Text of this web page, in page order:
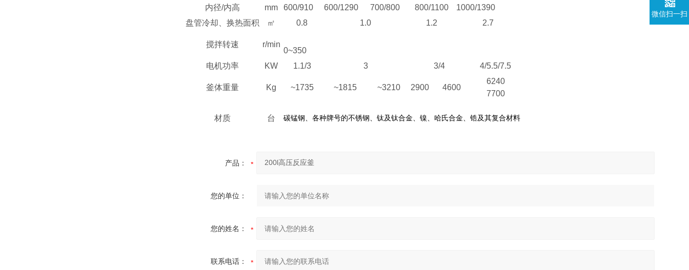
内径/内高 mm 600/910 600/1290 700/800 800/1100
1000/1390
盘管冷却、换热面积
㎡ 0.8 1.0 1.2 2.7
搅拌转速 r/min
0~350
电机功率
KW 1.1/3 3 3/4 4/5.5/7.5
釜体重量 Kg ~1735 ~1815 ~3210 2900 4600
6240
7700
材质 台 碳锰钢、各种牌号的不锈钢、钛及钛合金、镍、哈氏合金、锆及其复合材料
产品：
您的单位：
您的姓名：
联系电话：
微信扫一扫